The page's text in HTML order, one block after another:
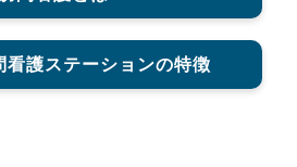
看護ステーションの特徴